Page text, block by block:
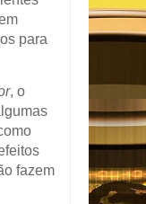
para
, o
fazem